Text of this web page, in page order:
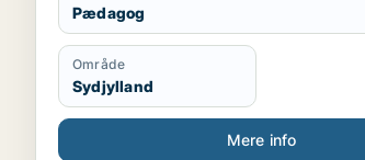
Pædagog
Område
Sydjylland
Mere info